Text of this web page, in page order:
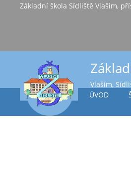
Základní škola
Vlašim,
ÚVOD